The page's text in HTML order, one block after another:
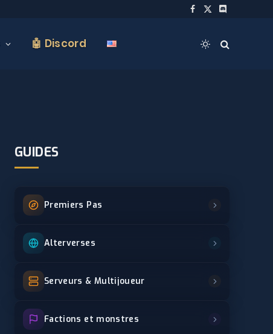
Facebook
X
Discord
🤖 Discord
GUIDES
Premiers Pas
Alterverses
Serveurs & Multijoueur
Factions et monstres